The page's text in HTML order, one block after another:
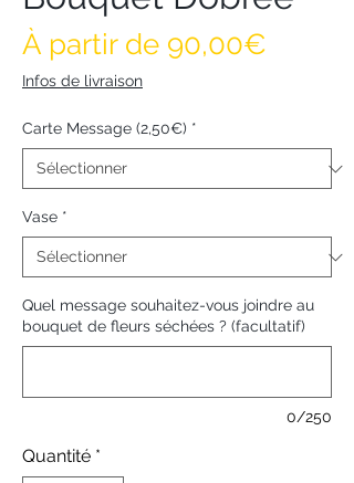
À partir de 90,00€
Infos de livraison
Carte Message (2,50€) *
Vase *
Quel message souhaitez-vous joindre au
bouquet de fleurs séchées ? (facultatif)
0/250
Quantité *